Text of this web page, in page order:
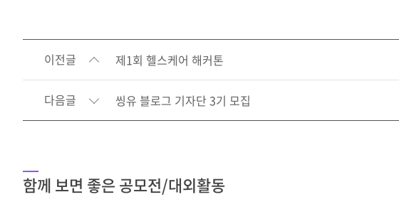
이전글 제1회 헬스케어 해커톤
다음글 씽유 블로그 기자단 3기 모집
함께 보면 좋은 공모전/대외활동